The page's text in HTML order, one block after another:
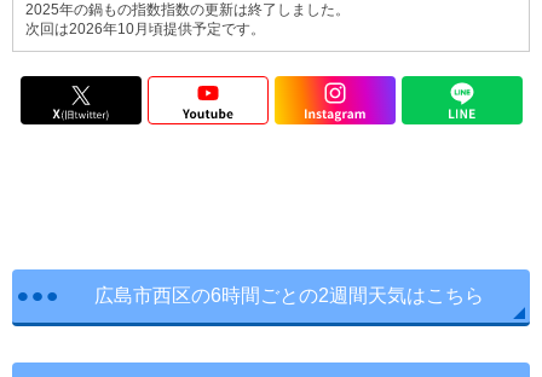
2025年の鍋もの指数指数の更新は終了しました。
次回は2026年10月頃提供予定です。
広島市西区の6時間ごとの2週間天気はこちら